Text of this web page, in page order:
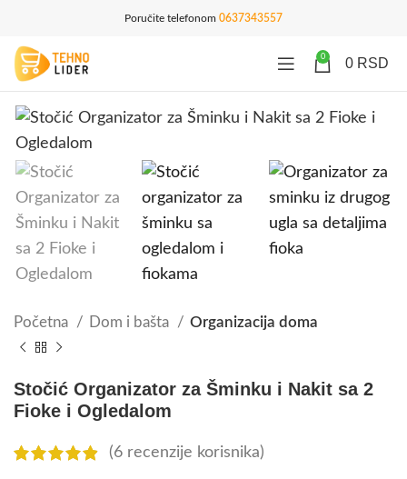
Poručite telefonom 0637343557
0 0 RSD
Početna Dom i bašta Organizacija doma
Stočić Organizator za Šminku i Nakit sa 2
Fioke i Ogledalom
(6 recenzije korisnika)